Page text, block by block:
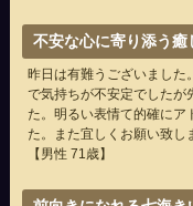
不安な心に寄り添う癒
昨日は有難うございまし
で気持ちが不安定でしたが
た。明るい表情て的確にア
た。また宜しくお願い致し
【男性 71歳】